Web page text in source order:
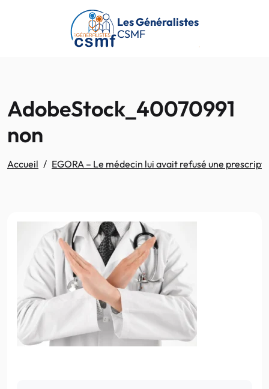
Passer au contenu principal
Les Généralistes
CSMF
AdobeStock_40070991
non
Accueil EGORA – Le médecin lui avait refusé une